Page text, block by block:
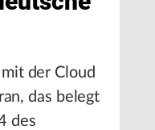
der Cloud
das belegt
des